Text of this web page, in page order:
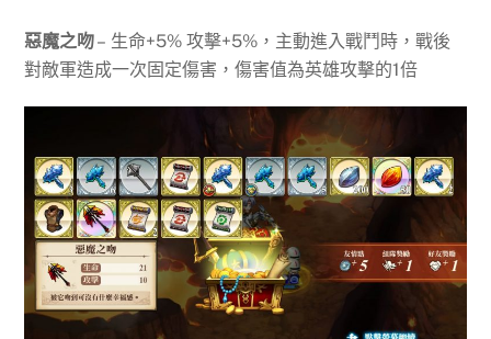
惡魔之吻– 生命+5% 攻擊+5%，主動進入戰鬥時，戰後
對敵軍造成一次固定傷害，傷害值為英雄攻擊的1倍